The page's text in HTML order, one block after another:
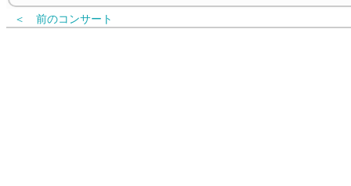
＜ 前のコンサート